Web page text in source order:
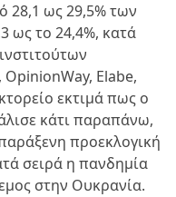
28,1 ως 29,5% των
ως το 24,4%, κατά
Elabe,
εκτιμά πως ο
κάτι παραπάνω,
προεκλογική
σειρά η πανδημία
στην Ουκρανία.